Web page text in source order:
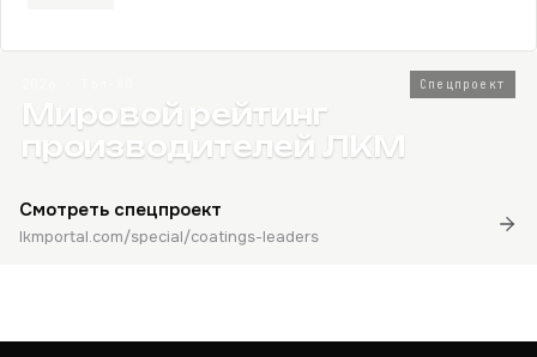
Спецпроект
Мировой рейтинг
производителей ЛКМ
Смотреть спецпроект
lkmportal.com/special/coatings-leaders